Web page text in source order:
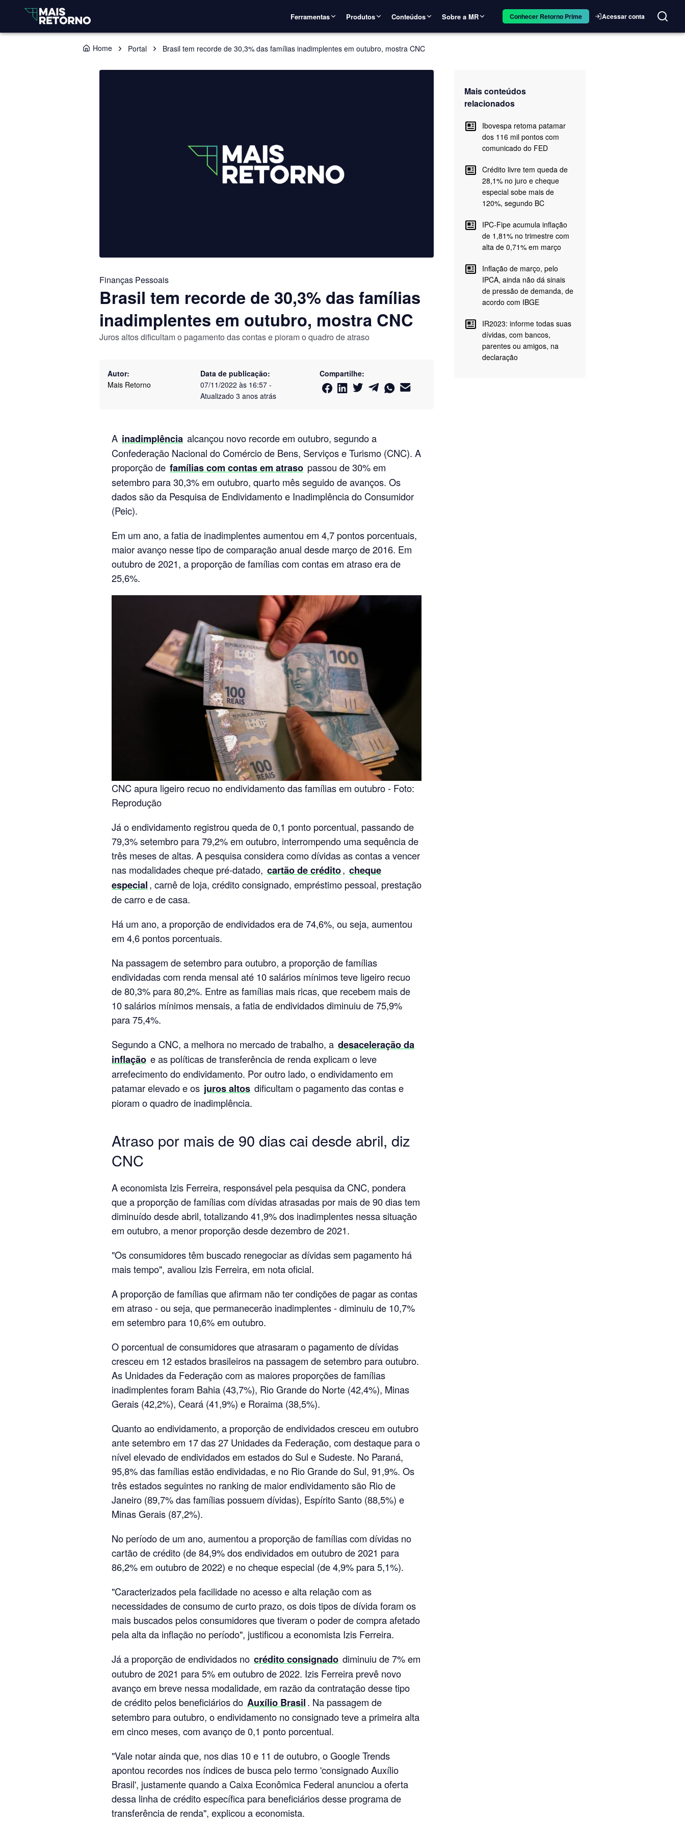
Ferramentas Produtos Conteúdos Sobre a MR Conhecer Retorno Prime Acessar conta
Home Portal Brasil tem recorde de 30,3% das famílias inadimplentes em outubro, mostra CNC
Finanças Pessoais
Brasil tem recorde de 30,3% das famílias
inadimplentes em outubro, mostra CNC
Juros altos dificultam o pagamento das contas e pioram o quadro de atraso
Autor:
Mais Retorno
Data de publicação:
07/11/2022 às 16:57 -
Atualizado 3 anos atrás
Compartilhe:
A inadimplência alcançou novo recorde em outubro, segundo a
Confederação Nacional do Comércio de Bens, Serviços e Turismo (CNC). A
proporção de famílias com contas em atraso passou de 30% em
setembro para 30,3% em outubro, quarto mês seguido de avanços. Os
dados são da Pesquisa de Endividamento e Inadimplência do Consumidor
(Peic).
Em um ano, a fatia de inadimplentes aumentou em 4,7 pontos porcentuais,
maior avanço nesse tipo de comparação anual desde março de 2016. Em
outubro de 2021, a proporção de famílias com contas em atraso era de
25,6%.
CNC apura ligeiro recuo no endividamento das famílias em outubro - Foto:
Reprodução
Já o endividamento registrou queda de 0,1 ponto porcentual, passando de
79,3% setembro para 79,2% em outubro, interrompendo uma sequência de
três meses de altas. A pesquisa considera como dívidas as contas a vencer
nas modalidades cheque pré-datado, cartão de crédito, cheque
especial, carnê de loja, crédito consignado, empréstimo pessoal, prestação
de carro e de casa.
Há um ano, a proporção de endividados era de 74,6%, ou seja, aumentou
em 4,6 pontos porcentuais.
Na passagem de setembro para outubro, a proporção de famílias
endividadas com renda mensal até 10 salários mínimos teve ligeiro recuo
de 80,3% para 80,2%. Entre as famílias mais ricas, que recebem mais de
10 salários mínimos mensais, a fatia de endividados diminuiu de 75,9%
para 75,4%.
Segundo a CNC, a melhora no mercado de trabalho, a desaceleração da
inflação e as políticas de transferência de renda explicam o leve
arrefecimento do endividamento. Por outro lado, o endividamento em
patamar elevado e os juros altos dificultam o pagamento das contas e
pioram o quadro de inadimplência.
Atraso por mais de 90 dias cai desde abril, diz
CNC
A economista Izis Ferreira, responsável pela pesquisa da CNC, pondera
que a proporção de famílias com dívidas atrasadas por mais de 90 dias tem
diminuído desde abril, totalizando 41,9% dos inadimplentes nessa situação
em outubro, a menor proporção desde dezembro de 2021.
"Os consumidores têm buscado renegociar as dívidas sem pagamento há
mais tempo", avaliou Izis Ferreira, em nota oficial.
A proporção de famílias que afirmam não ter condições de pagar as contas
em atraso - ou seja, que permanecerão inadimplentes - diminuiu de 10,7%
em setembro para 10,6% em outubro.
O porcentual de consumidores que atrasaram o pagamento de dívidas
cresceu em 12 estados brasileiros na passagem de setembro para outubro.
As Unidades da Federação com as maiores proporções de famílias
inadimplentes foram Bahia (43,7%), Rio Grande do Norte (42,4%), Minas
Gerais (42,2%), Ceará (41,9%) e Roraima (38,5%).
Quanto ao endividamento, a proporção de endividados cresceu em outubro
ante setembro em 17 das 27 Unidades da Federação, com destaque para o
nível elevado de endividados em estados do Sul e Sudeste. No Paraná,
95,8% das famílias estão endividadas, e no Rio Grande do Sul, 91,9%. Os
três estados seguintes no ranking de maior endividamento são Rio de
Janeiro (89,7% das famílias possuem dívidas), Espírito Santo (88,5%) e
Minas Gerais (87,2%).
No período de um ano, aumentou a proporção de famílias com dívidas no
cartão de crédito (de 84,9% dos endividados em outubro de 2021 para
86,2% em outubro de 2022) e no cheque especial (de 4,9% para 5,1%).
"Caracterizados pela facilidade no acesso e alta relação com as
necessidades de consumo de curto prazo, os dois tipos de dívida foram os
mais buscados pelos consumidores que tiveram o poder de compra afetado
pela alta da inflação no período", justificou a economista Izis Ferreira.
Já a proporção de endividados no crédito consignado diminuiu de 7% em
outubro de 2021 para 5% em outubro de 2022. Izis Ferreira prevê novo
avanço em breve nessa modalidade, em razão da contratação desse tipo
de crédito pelos beneficiários do Auxílio Brasil. Na passagem de
setembro para outubro, o endividamento no consignado teve a primeira alta
em cinco meses, com avanço de 0,1 ponto porcentual.
"Vale notar ainda que, nos dias 10 e 11 de outubro, o Google Trends
apontou recordes nos índices de busca pelo termo 'consignado Auxílio
Brasil', justamente quando a Caixa Econômica Federal anunciou a oferta
dessa linha de crédito específica para beneficiários desse programa de
transferência de renda", explicou a economista.
Mais conteúdos
relacionados
Ibovespa retoma patamar
dos 116 mil pontos com
comunicado do FED
Crédito livre tem queda de
28,1% no juro e cheque
especial sobe mais de
120%, segundo BC
IPC-Fipe acumula inflação
de 1,81% no trimestre com
alta de 0,71% em março
Inflação de março, pelo
IPCA, ainda não dá sinais
de pressão de demanda, de
acordo com IBGE
IR2023: informe todas suas
dívidas, com bancos,
parentes ou amigos, na
declaração